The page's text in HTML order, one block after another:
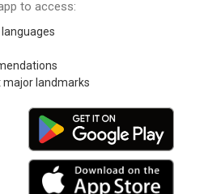
to access:
landmarks